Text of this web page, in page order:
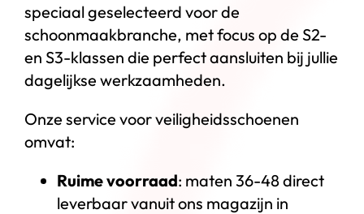
speciaal geselecteerd voor de
schoonmaakbranche, met focus op de S2-
en S3-klassen die perfect aansluiten bij jullie
dagelijkse werkzaamheden.
Onze service voor veiligheidsschoenen
omvat:
Ruime voorraad: maten 36-48 direct
leverbaar vanuit ons magazijn in